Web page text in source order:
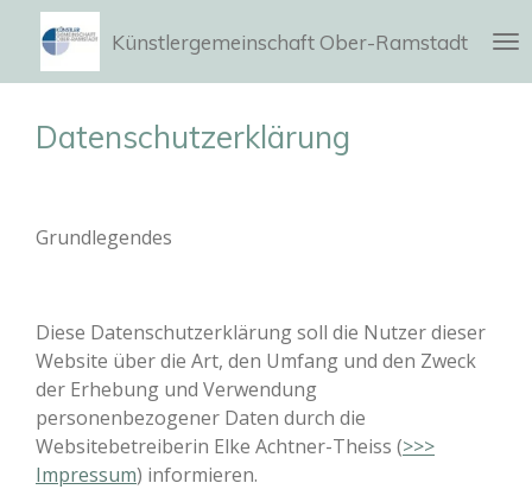
Zum
Hauptinhalt
springen
Künstlergemeinschaft Ober-Ramstadt
Datenschutzerklärung
Grundlegendes
Diese Datenschutzerklärung soll die Nutzer dieser
Website über die Art, den Umfang und den Zweck
der Erhebung und Verwendung
personenbezogener Daten durch die
Websitebetreiberin Elke Achtner-Theiss (>>>
Impressum) informieren.